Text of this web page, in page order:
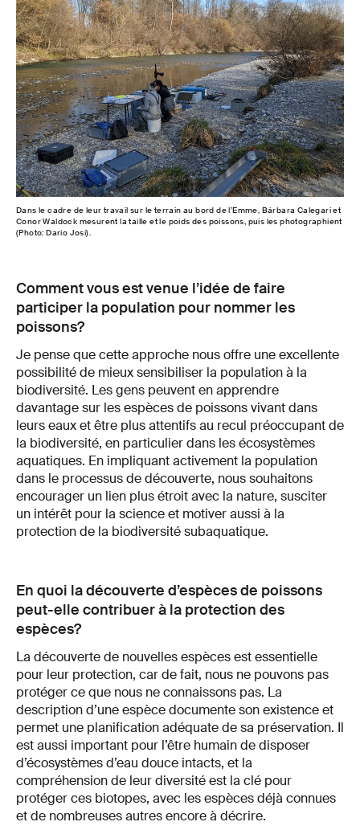
Dans le cadre de leur travail sur le terrain au bord de l’Emme, Bárbara Calegari et
Conor Waldock mesurent la taille et le poids des poissons, puis les photographient
(Photo: Dario Josi).
Comment vous est venue l’idée de faire
participer la population pour nommer les
poissons?
Je pense que cette approche nous offre une excellente
possibilité de mieux sensibiliser la population à la
biodiversité. Les gens peuvent en apprendre
davantage sur les espèces de poissons vivant dans
leurs eaux et être plus attentifs au recul préoccupant de
la biodiversité, en particulier dans les écosystèmes
aquatiques. En impliquant activement la population
dans le processus de découverte, nous souhaitons
encourager un lien plus étroit avec la nature, susciter
un intérêt pour la science et motiver aussi à la
protection de la biodiversité subaquatique.
En quoi la découverte d’espèces de poissons
peut-elle contribuer à la protection des
espèces?
La découverte de nouvelles espèces est essentielle
pour leur protection, car de fait, nous ne pouvons pas
protéger ce que nous ne connaissons pas. La
description d’une espèce documente son existence et
permet une planification adéquate de sa préservation. Il
est aussi important pour l’être humain de disposer
d’écosystèmes d’eau douce intacts, et la
compréhension de leur diversité est la clé pour
protéger ces biotopes, avec les espèces déjà connues
et de nombreuses autres encore à décrire.